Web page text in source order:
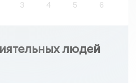
3 4 5 6
людей